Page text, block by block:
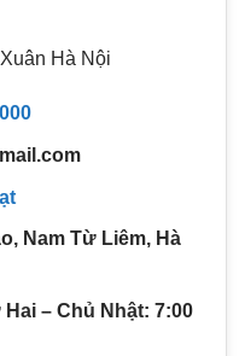
Hà Nội
Nam Từ Liêm, Hà
– Chủ Nhật: 7:00